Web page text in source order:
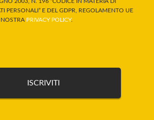
PERSONALI” E DEL GDPR, REGOLAMENTO UE
PRIVACY POLICY.